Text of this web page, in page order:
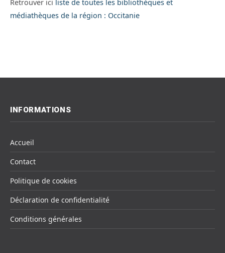
Retrouver ici liste de toutes les bibliothèques et
médiathèques de la région : Occitanie
INFORMATIONS
Accueil
Contact
Politique de cookies
Déclaration de confidentialité
Conditions générales